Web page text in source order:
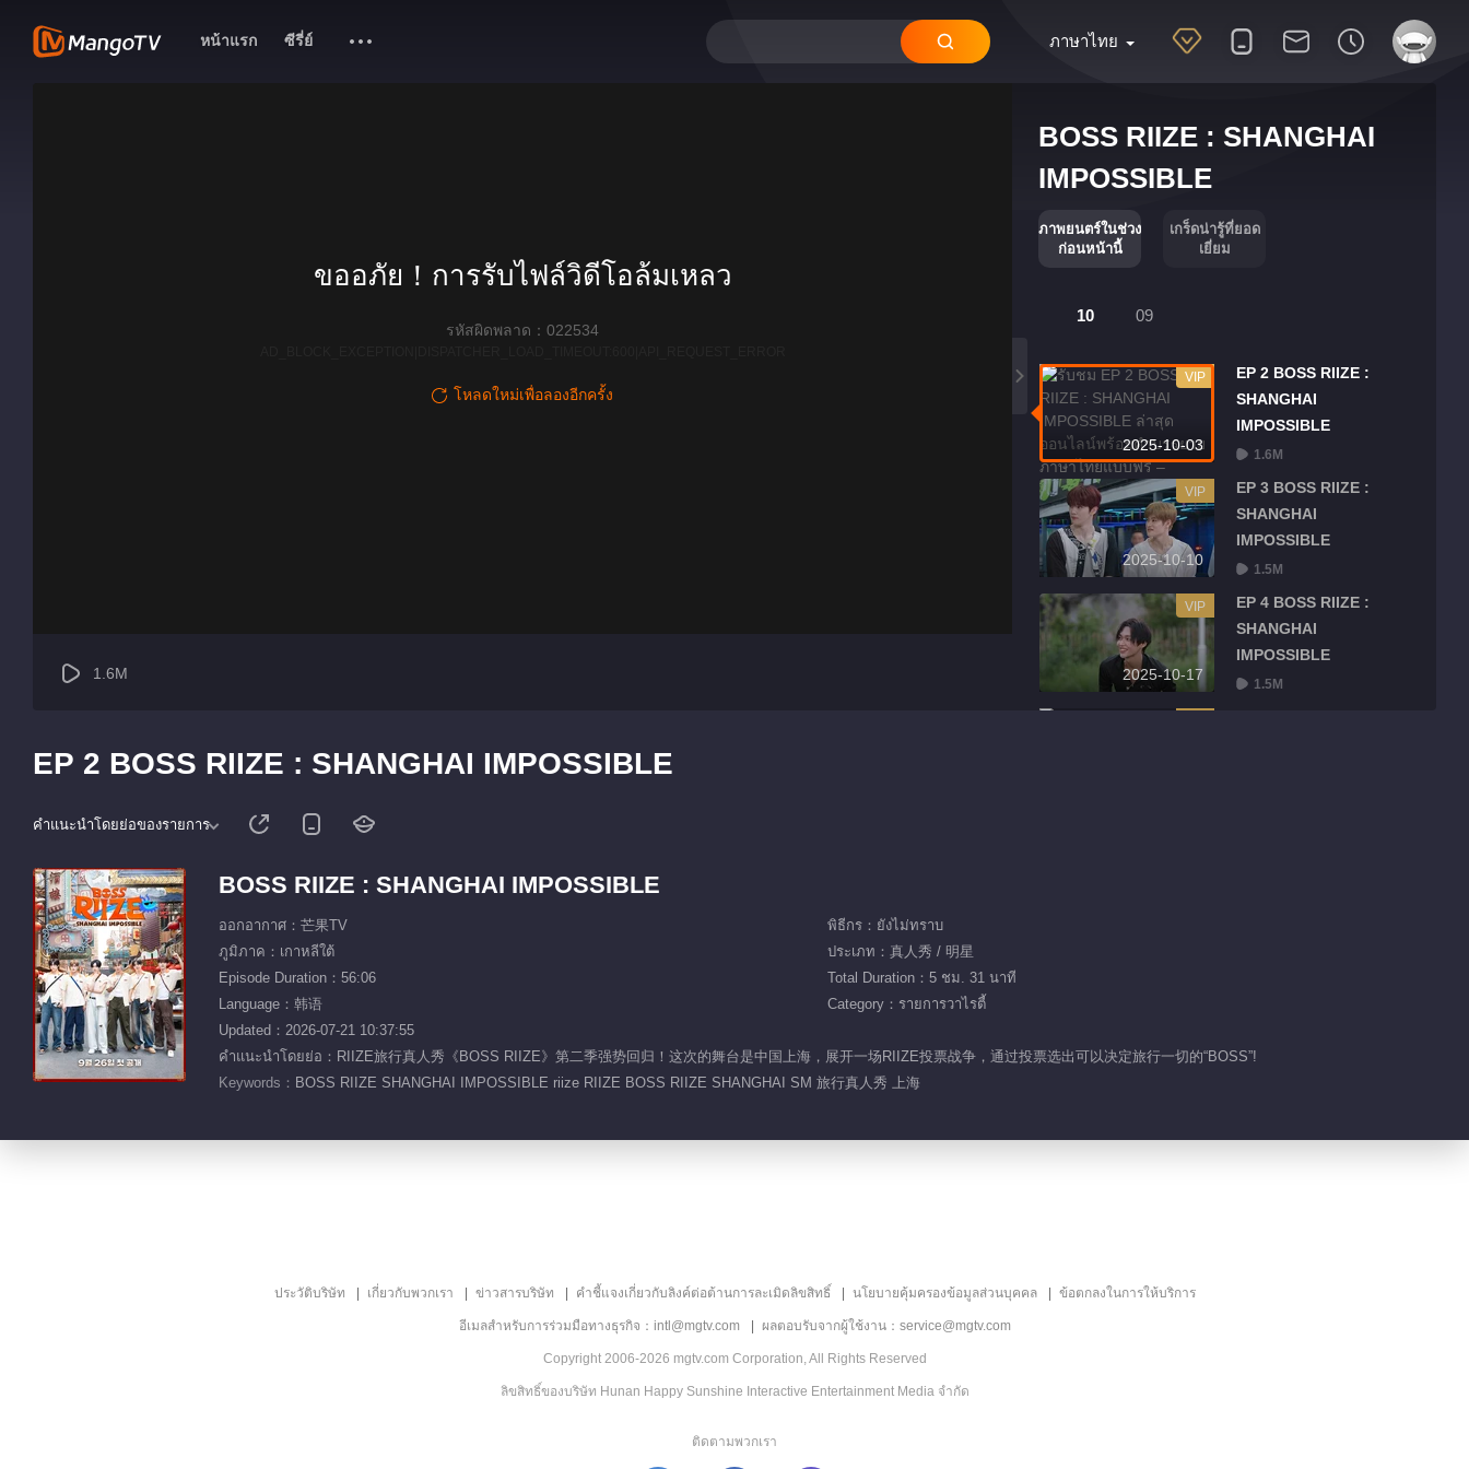
ภาษาไทย
หน้าแรก ซีรี่ย์
BOSS RIIZE : SHANGHAI
IMPOSSIBLE
ภาพยนตร์ในช่วง
ก่อนหน้านี้
เกร็ดน่ารู้ที่ยอด
เยี่ยม
10 09
2025-10-03
VIP
EP 2 BOSS RIIZE :
SHANGHAI
IMPOSSIBLE
1.6M
2025-10-10
VIP
EP 3 BOSS RIIZE :
SHANGHAI
IMPOSSIBLE
1.5M
2025-10-17
VIP
EP 4 BOSS RIIZE :
SHANGHAI
IMPOSSIBLE
1.5M
ขออภัย！การรับไฟล์วิดีโอล้มเหลว
รหัสผิดพลาด：022534
โหลดใหม่เพื่อลองอีกครั้ง
1.6M
EP 2 BOSS RIIZE : SHANGHAI IMPOSSIBLE
คำแนะนำโดยย่อของรายการ
BOSS RIIZE : SHANGHAI IMPOSSIBLE
ออกอากาศ：芒果TV
พิธีกร：ยังไม่ทราบ
ภูมิภาค：เกาหลีใต้
ประเภท：真人秀 / 明星
Episode Duration：56:06
Total Duration：5 ชม. 31 นาที
Language：韩语
Category：รายการวาไรตี้
Updated：2026-07-21 10:37:55
คำแนะนำโดยย่อ：RIIZE旅行真人秀《BOSS RIIZE》第二季强势回归！这次的舞台是中国上海，展开一场RIIZE投票战争，通过投票选出可以决定旅行一切的“BOSS”!
Keywords： BOSS RIIZE SHANGHAI IMPOSSIBLE riize RIIZE BOSS RIIZE SHANGHAI SM 旅行真人秀 上海
ประวัติบริษัท เกี่ยวกับพวกเรา ข่าวสารบริษัท คำชี้แจงเกี่ยวกับลิงค์ต่อต้านการละเมิดลิขสิทธิ์ นโยบายคุ้มครองข้อมูลส่วนบุคคล ข้อตกลงในการให้บริการ
อีเมลสำหรับการร่วมมือทางธุรกิจ：intl@mgtv.com ผลตอบรับจากผู้ใช้งาน：service@mgtv.com
Copyright 2006-2026 mgtv.com Corporation, All Rights Reserved
ลิขสิทธิ์ของบริษัท Hunan Happy Sunshine Interactive Entertainment Media จำกัด
ติดตามพวกเรา